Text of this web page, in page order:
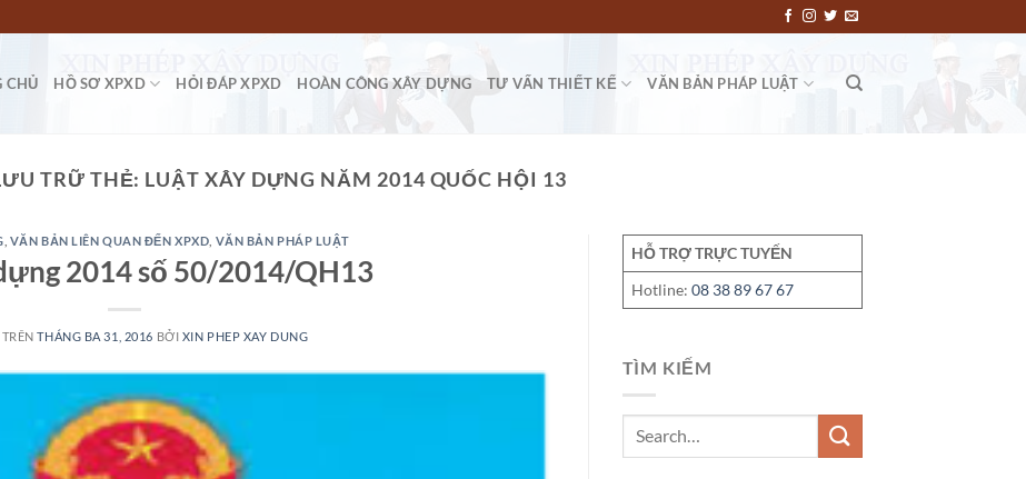
CHỦ HỒ SƠ XPXD HỎI ĐÁP XPXD HOÀN CÔNG XÂY DỰNG TƯ VẤN THIẾT KẾ VĂN BẢN PHÁP LUẬT
TRỮ THẺ: LUẬT XÂY DỰNG NĂM 2014 QUỐC HỘI 13
VĂN BẢN LIÊN QUAN ĐẾN XPXD VĂN BẢN PHÁP LUẬT
2014 số 50/2014/QH13
THÁNG BA 31, 2016 BỞI XIN PHEP XAY DUNG
HỖ TRỢ TRỰC TUYẾN
Hotline: 08 38 89 67 67
TÌM KIẾM